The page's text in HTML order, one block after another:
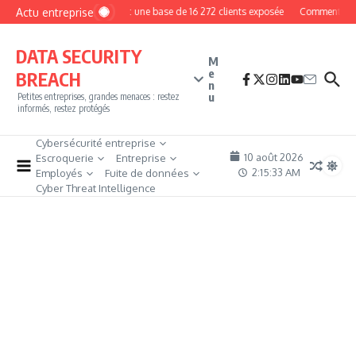
Aller au contenu
Actu entrepriseMyPhoto : une base de 16 272 clients exposée Comment
DATA SECURITY
BREACH
Petites entreprises, grandes menaces : restez
informés, restez protégés
M
e
n
u
Cybersécurité entreprise
Escroquerie
Entreprise
Employés
Fuite de données
Cyber Threat Intelligence
10 août 2026
2:15:34 AM